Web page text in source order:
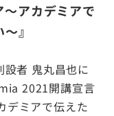
〜アカデミアで
』
者 鬼丸昌也に
2021開講宣言
デミアで伝えた